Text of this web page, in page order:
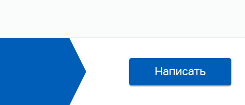
Написать